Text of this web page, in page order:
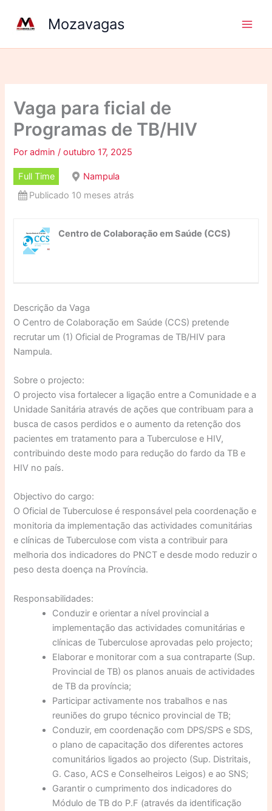
conteúdo
Mozavagas
Vaga para ficial de
Programas de TB/HIV
Poradmin/outubro 17, 2025
Full Time
Nampula
Publicado 10 meses atrás
Centro de Colaboração em Saúde (CCS)
Descrição da Vaga
O Centro de Colaboração em Saúde (CCS) pretende
recrutar um (1) Oficial de Programas de TB/HIV para
Nampula.
Sobre o projecto:
O projecto visa fortalecer a ligação entre a Comunidade e a
Unidade Sanitária através de ações que contribuam para a
busca de casos perdidos e o aumento da retenção dos
pacientes em tratamento para a Tuberculose e HIV,
contribuindo deste modo para redução do fardo da TB e
HIV no país.
Objectivo do cargo:
O Oficial de Tuberculose é responsável pela coordenação e
monitoria da implementação das actividades comunitárias
e clínicas de Tuberculose com vista a contribuir para
melhoria dos indicadores do PNCT e desde modo reduzir o
peso desta doença na Província.
Responsabilidades:
Conduzir e orientar a nível provincial a
implementação das actividades comunitárias e
clínicas de Tuberculose aprovadas pelo projecto;
Elaborar e monitorar com a sua contraparte (Sup.
Provincial de TB) os planos anuais de actividades
de TB da província;
Participar activamente nos trabalhos e nas
reuniões do grupo técnico provincial de TB;
Conduzir, em coordenação com DPS/SPS e SDS,
o plano de capacitação dos diferentes actores
comunitários ligados ao projecto (Sup. Distritais,
G. Caso, ACS e Conselheiros Leigos) e ao SNS;
Garantir o cumprimento dos indicadores do
Módulo de TB do P.F (através da identificação